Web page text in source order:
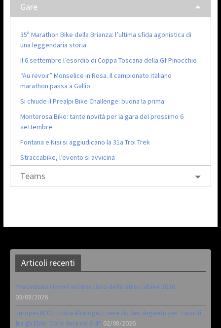
Gare
35ª Marathon Bike della Brianza: l’ultima sfida agonistica di
una leggendaria storia
Il 6 settembre l’esordio di Coppa Toscana della Gf Pinocchio
“Au revoir” Monselice in Rosa. Il campionato italiano
marathon passa a Gallio
Si chiude il Prealpi Bike Challenge: buona la prima
Monterosa Bike: tante novità per la gara del prossimo 6
settembre
Fontana e Nisi si aggiudicano la 31a Troi Trek
Straccabike, l’evento si avvicina
Teams
Articoli recenti
Procedono i lavori sul tracciato della Straccabike 2026
03/08/2026
Europei XCO: titoli a Aldridge, Frei e Hutter. Argento per Zanotti
tra gli Elite. Corvi fora ed è 4^ 02/08/2026